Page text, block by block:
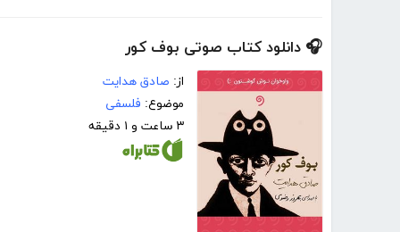
🎧 دانلود کتاب صوتی بوف کور
از: صادق هدایت
موضوع: فلسفی
۳ ساعت و ۱ دقیقه